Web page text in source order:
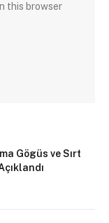
this browser
Gögüs ve Sırt